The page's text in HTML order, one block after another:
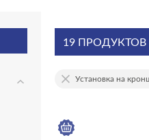
19 ПРОДУКТОВ
Установка на